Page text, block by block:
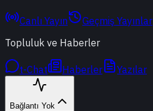
Canlı Yayın Geçmiş Yayınlar
Topluluk ve Haberler
t-Chat Haberler Yazılar
Bağlantı Yok